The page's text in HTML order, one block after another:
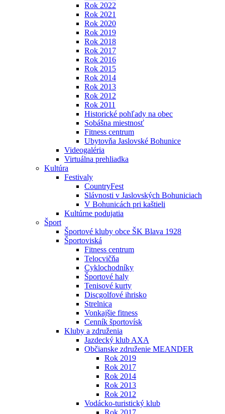
Rok 2022
Rok 2021
Rok 2020
Rok 2019
Rok 2018
Rok 2017
Rok 2016
Rok 2015
Rok 2014
Rok 2013
Rok 2012
Rok 2011
Historické pohľady na obec
Sobášna miestnosť
Fitness centrum
Ubytovňa Jaslovské Bohunice
Videogaléria
Virtuálna prehliadka
Kultúra
Festivaly
CountryFest
Slávnosti v Jaslovských Bohuniciach
V Bohunicách pri kaštieli
Kultúrne podujatia
Šport
Športové kluby obce ŠK Blava 1928
Športoviská
Fitness centrum
Telocvičňa
Cyklochodníky
Športové haly
Tenisové kurty
Discgolfové ihrisko
Strelnica
Vonkajšie fitness
Cenník športovísk
Kluby a združenia
Jazdecký klub AXA
Občianske združenie MEANDER
Rok 2019
Rok 2017
Rok 2014
Rok 2013
Rok 2012
Vodácko-turistický klub
Rok 2017